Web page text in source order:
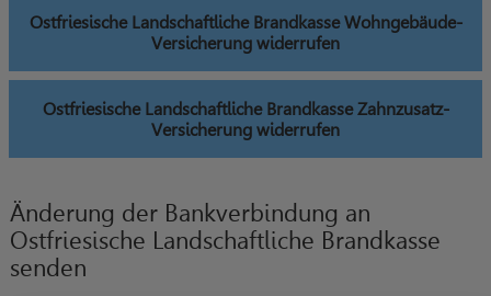
Ostfriesische Landschaftliche Brandkasse Wohngebäude-
Versicherung widerrufen
Ostfriesische Landschaftliche Brandkasse Zahnzusatz-
Versicherung widerrufen
Änderung der Bankverbindung an
Ostfriesische Landschaftliche Brandkasse
senden